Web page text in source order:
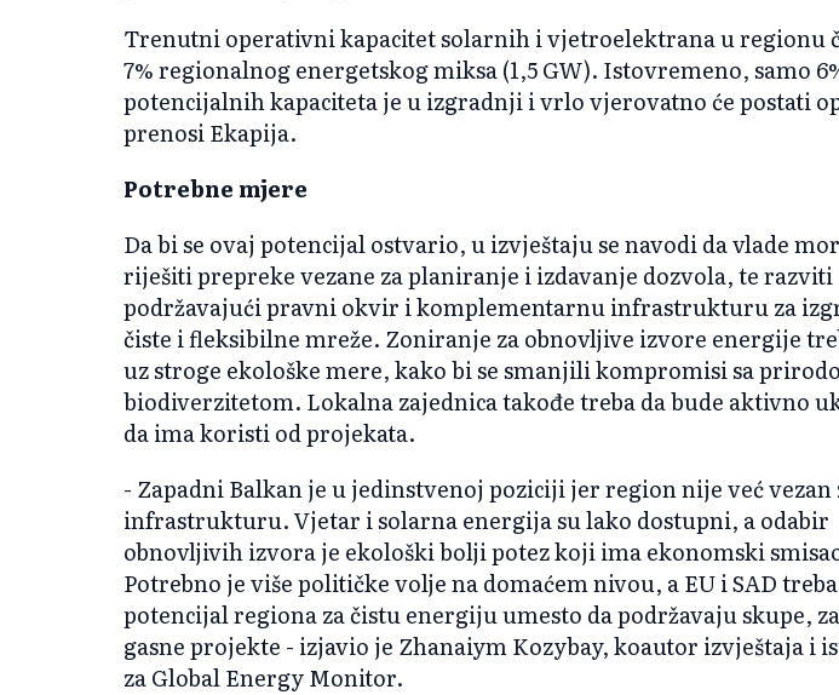
Trenutni operativni kapacitet solarnih i vjetroelektrana u regionu
7% regionalnog energetskog miksa (1,5 GW). Istovremeno, samo
potencijalnih kapaciteta je u izgradnji i vrlo vjerovatno će postati
prenosi Ekapija.
Potrebne mjere
Da bi se ovaj potencijal ostvario, u izvještaju se navodi da vlade
riješiti prepreke vezane za planiranje i izdavanje dozvola, te razviti
podržavajući pravni okvir i komplementarnu infrastrukturu za
čiste i fleksibilne mreže. Zoniranje za obnovljive izvore energije
uz stroge ekološke mere, kako bi se smanjili kompromisi sa
biodiverzitetom. Lokalna zajednica takođe treba da bude aktivno
da ima koristi od projekata.
- Zapadni Balkan je u jedinstvenoj poziciji jer region nije već vezan
infrastrukturu. Vjetar i solarna energija su lako dostupni, a odabir
obnovljivih izvora je ekološki bolji potez koji ima ekonomski
Potrebno je više političke volje na domaćem nivou, a EU i SAD
potencijal regiona za čistu energiju umesto da podržavaju skupe,
gasne projekte - izjavio je Zhanaiym Kozybay, koautor izvještaja i
za Global Energy Monitor.